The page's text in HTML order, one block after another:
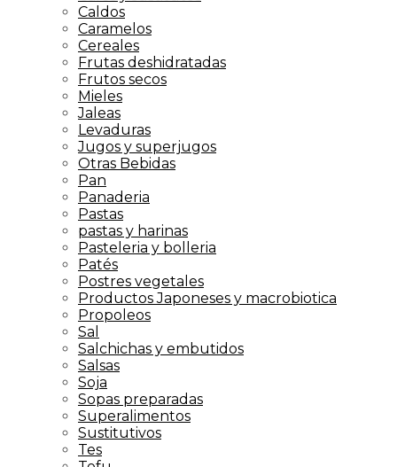
Caldos
Caramelos
Cereales
Frutas deshidratadas
Frutos secos
Mieles
Jaleas
Levaduras
Jugos y superjugos
Otras Bebidas
Pan
Panaderia
Pastas
pastas y harinas
Pasteleria y bolleria
Patés
Postres vegetales
Productos Japoneses y macrobiotica
Propoleos
Sal
Salchichas y embutidos
Salsas
Soja
Sopas preparadas
Superalimentos
Sustitutivos
Tes